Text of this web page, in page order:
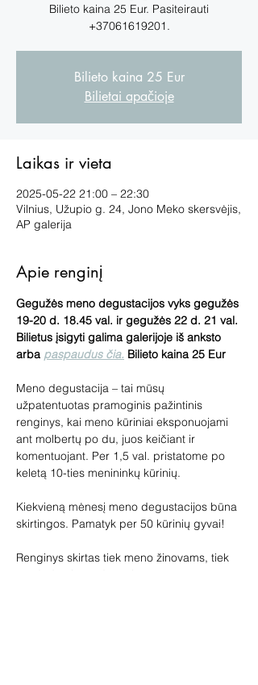
Bilieto kaina 25 Eur. Pasiteirauti
+37061619201.
Bilieto kaina 25 Eur
Bilietai apačioje
Laikas ir vieta
2025-05-22 21:00 – 22:30
Vilnius, Užupio g. 24, Jono Meko skersvėjis,
AP galerija
Apie renginį
Gegužės meno degustacijos vyks gegužės
19-20 d. 18.45 val. ir gegužės 22 d. 21 val.
Bilietus įsigyti galima galerijoje iš anksto
arba paspaudus čia. Bilieto kaina 25 Eur
Meno degustacija – tai mūsų
užpatentuotas pramoginis pažintinis
renginys, kai meno kūriniai eksponuojami
ant molbertų po du, juos keičiant ir
komentuojant. Per 1,5 val. pristatome po
keletą 10-ties menininkų kūrinių.
Kiekvieną mėnesį meno degustacijos būna
skirtingos. Pamatyk per 50 kūrinių gyvai!
Renginys skirtas tiek meno žinovams, tiek